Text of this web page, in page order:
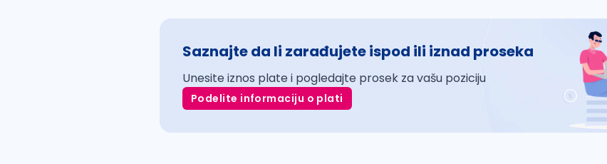
Saznajte da li zarađujete ispod ili iznad proseka
Unesite iznos plate i pogledajte prosek za vašu poziciju
Podelite informaciju o plati